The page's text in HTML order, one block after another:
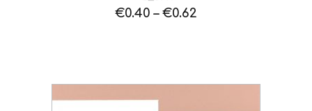
€0.40 – €0.62